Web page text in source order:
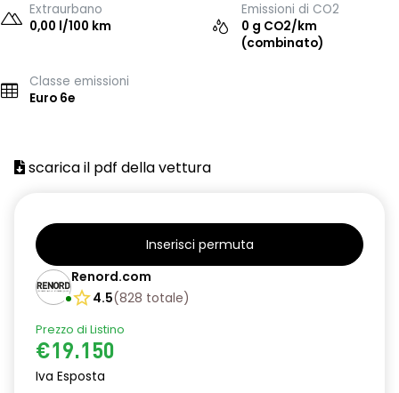
Extraurbano
0,00 l/100 km
Emissioni di CO2
0 g CO2/km
(combinato)
Classe emissioni
Euro 6e
scarica il pdf della vettura
Inserisci permuta
Renord.com
4.5(828 totale)
Prezzo di Listino
€19.150
Iva Esposta